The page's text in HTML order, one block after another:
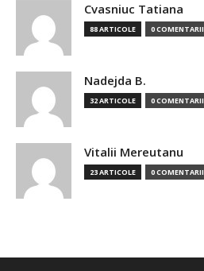
Cvasniuc Tatiana
88 ARTICOLE 0 COMENTARII
Nadejda B.
32 ARTICOLE 0 COMENTARII
Vitalii Mereutanu
23 ARTICOLE 0 COMENTARII